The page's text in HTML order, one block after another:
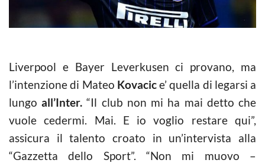
Liverpool e Bayer Leverkusen ci provano, ma
l’intenzione di Mateo Kovacice’ quella di legarsi a
lungoall’Inter. “Il club non mi ha mai detto che
vuole cedermi. Mai. E io voglio restare qui”,
assicura il talento croato in un’intervista alla
“Gazzetta dello Sport”. “Non mi muovo –